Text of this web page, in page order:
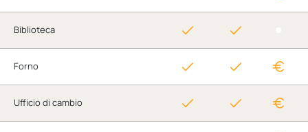
Biblioteca
Forno
Ufficio di cambio